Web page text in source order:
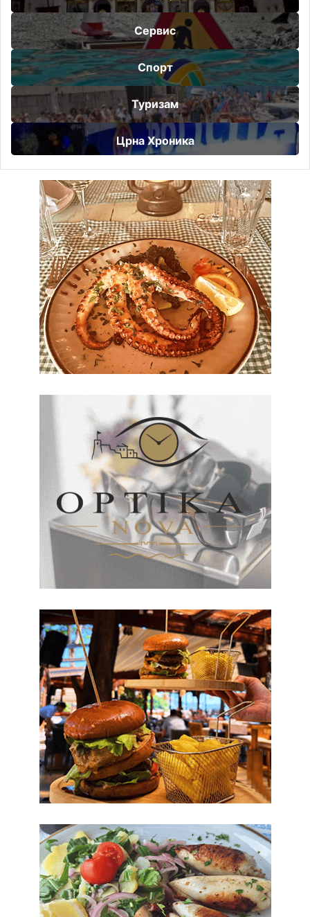
Сервис
Спорт
Туризам
Црна Хроника